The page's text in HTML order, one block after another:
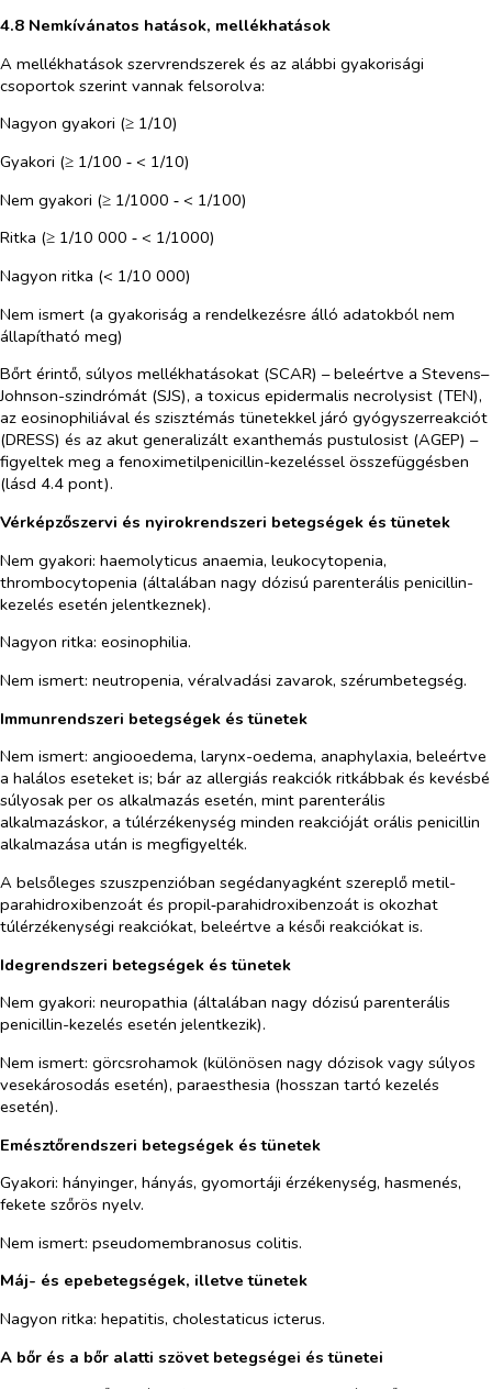
4.8 Nemkívánatos hatások, mellékhatások
A mellékhatások szervrendszerek és az alábbi gyakorisági
csoportok szerint vannak felsorolva:
Nagyon gyakori (≥ 1/10)
Gyakori (≥ 1/100 ‑ < 1/10)
Nem gyakori (≥ 1/1000 ‑ < 1/100)
Ritka (≥ 1/10 000 ‑ < 1/1000)
Nagyon ritka (< 1/10 000)
Nem ismert (a gyakoriság a rendelkezésre álló adatokból nem
állapítható meg)
Bőrt érintő, súlyos mellékhatásokat (SCAR) – beleértve a Stevens–
Johnson-szindrómát (SJS), a toxicus epidermalis necrolysist (TEN),
az eosinophiliával és szisztémás tünetekkel járó gyógyszerreakciót
(DRESS) és az akut generalizált exanthemás pustulosist (AGEP) –
figyeltek meg a fenoximetilpenicillin-kezeléssel összefüggésben
(lásd 4.4 pont).
Vérképzőszervi és nyirokrendszeri betegségek és tünetek
Nem gyakori: haemolyticus anaemia, leukocytopenia,
thrombocytopenia (általában nagy dózisú parenterális penicillin-
kezelés esetén jelentkeznek).
Nagyon ritka: eosinophilia.
Nem ismert: neutropenia, véralvadási zavarok, szérumbetegség.
Immunrendszeri betegségek és tünetek
Nem ismert: angiooedema, larynx-oedema, anaphylaxia, beleértve
a halálos eseteket is; bár az allergiás reakciók ritkábbak és kevésbé
súlyosak per os alkalmazás esetén, mint parenterális
alkalmazáskor, a túlérzékenység minden reakcióját orális penicillin
alkalmazása után is megfigyelték.
A belsőleges szuszpenzióban segédanyagként szereplő metil-
parahidroxibenzoát és propil‑parahidroxibenzoát is okozhat
túlérzékenységi reakciókat, beleértve a késői reakciókat is.
Idegrendszeri betegségek és tünetek
Nem gyakori: neuropathia (általában nagy dózisú parenterális
penicillin-kezelés esetén jelentkezik).
Nem ismert: görcsrohamok (különösen nagy dózisok vagy súlyos
vesekárosodás esetén), paraesthesia (hosszan tartó kezelés
esetén).
Emésztőrendszeri betegségek és tünetek
Gyakori: hányinger, hányás, gyomortáji érzékenység, hasmenés,
fekete szőrös nyelv.
Nem ismert: pseudomembranosus colitis.
Máj- és epebetegségek, illetve tünetek
Nagyon ritka: hepatitis, cholestaticus icterus.
A bőr és a bőr alatti szövet betegségei és tünetei